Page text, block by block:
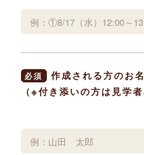
必須
作成される方のお
（※付き添いの方は見学